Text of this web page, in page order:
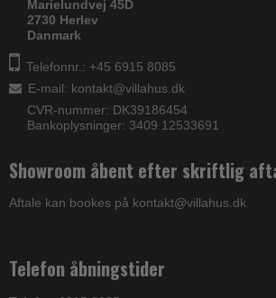
Marielundvej 45D
2730 Herlev
Danmark
Telefonnr.: +45 6915 8085
E-mail: kontakt@villahus.dk
CVR-nummer: DK39186454
Bankoplysninger: 3409 12533691
Showroom åbent efter skriftlig
Aftale kan bookes på kontakt@villahus.dk
Telefon åbningstider